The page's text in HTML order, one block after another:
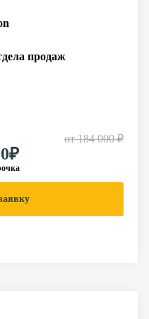
продаж
от184 000 ₽